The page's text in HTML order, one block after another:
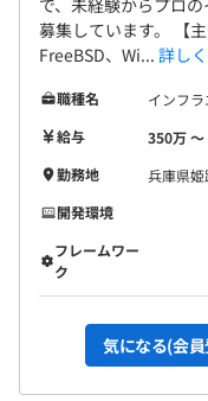
募集しています。 【
FreeBSD、Wi... 詳し
職種名
インフラ
給与
350万
勤務地
兵庫県姫
開発環境
フレームワー
ク
気になる(会